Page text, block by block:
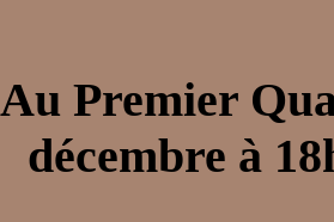
Au Premier
décembre à